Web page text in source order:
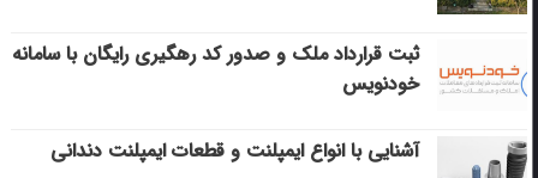
ثبت قرارداد ملک و صدور کد رهگیری رایگان با سامانه
خودنویس
آشنایی با انواع ایمپلنت و قطعات ایمپلنت دندانی